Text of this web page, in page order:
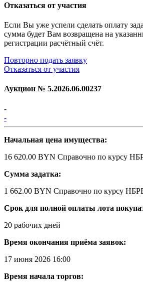
Отказаться от участия
Если Вы уже успели сделать оплату
сумма будет Вам возвращена на
регистрации расчётный счёт.
Повторно подать заявку
Отказаться от участия
Аукцион № 5.2026.06.00237
-
-
Начальная цена имущества:
16 620.00 BYN Справочно по курсу
Сумма задатка:
1 662.00 BYN Справочно по курсу
Срок для полной оплаты лота
20 рабочих дней
Время окончания приёма заявок:
17 июня 2026 16:00
Время начала торгов: